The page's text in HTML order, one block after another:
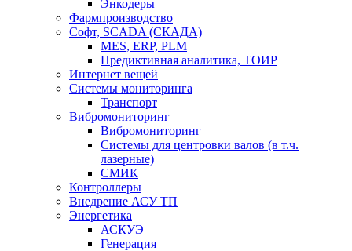
Энкодеры
Фармпроизводство
Софт, SCADA (СКАДА)
MES, ERP, PLM
Предиктивная аналитика, ТОИР
Интернет вещей
Системы мониторинга
Транспорт
Вибромониторинг
Вибромониторинг
Системы для центровки валов (в т.ч.
лазерные)
СМИК
Контроллеры
Внедрение АСУ ТП
Энергетика
АСКУЭ
Генерация